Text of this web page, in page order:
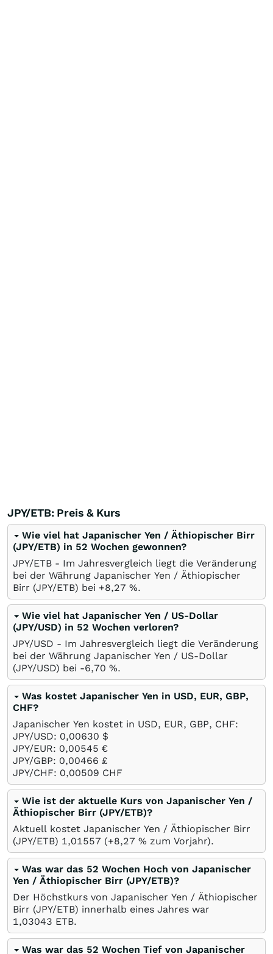
JPY/ETB: Preis & Kurs
Wie viel hat Japanischer Yen / Äthiopischer Birr
(JPY/ETB) in 52 Wochen gewonnen?
JPY/ETB - Im Jahresvergleich liegt die Veränderung
bei der Währung Japanischer Yen / Äthiopischer
Birr (JPY/ETB) bei +8,27 %.
Wie viel hat Japanischer Yen / US-Dollar
(JPY/USD) in 52 Wochen verloren?
JPY/USD - Im Jahresvergleich liegt die Veränderung
bei der Währung Japanischer Yen / US-Dollar
(JPY/USD) bei -6,70 %.
Was kostet Japanischer Yen in USD, EUR, GBP,
CHF?
Japanischer Yen kostet in USD, EUR, GBP, CHF:
JPY/USD: 0,00630 $
JPY/EUR: 0,00545 €
JPY/GBP: 0,00466 £
JPY/CHF: 0,00509 CHF
Wie ist der aktuelle Kurs von Japanischer Yen /
Äthiopischer Birr (JPY/ETB)?
Aktuell kostet Japanischer Yen / Äthiopischer Birr
(JPY/ETB) 1,01557 (+8,27 % zum Vorjahr).
Was war das 52 Wochen Hoch von Japanischer
Yen / Äthiopischer Birr (JPY/ETB)?
Der Höchstkurs von Japanischer Yen / Äthiopischer
Birr (JPY/ETB) innerhalb eines Jahres war
1,03043 ETB.
Was war das 52 Wochen Tief von Japanischer